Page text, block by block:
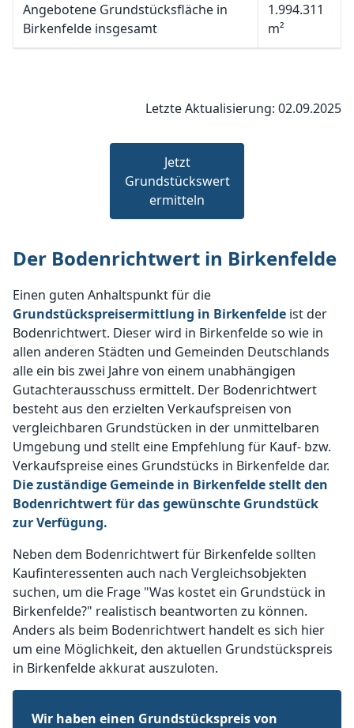
Angebotene Grundstücksfläche in
Birkenfelde insgesamt
1.994.311
m²
Letzte Aktualisierung: 02.09.2025
Jetzt
Grundstückswert
ermitteln
Der Bodenrichtwert in Birkenfelde
Einen guten Anhaltspunkt für die
Grundstückspreisermittlung in Birkenfelde ist der
Bodenrichtwert. Dieser wird in Birkenfelde so wie in
allen anderen Städten und Gemeinden Deutschlands
alle ein bis zwei Jahre von einem unabhängigen
Gutachterausschuss ermittelt. Der Bodenrichtwert
besteht aus den erzielten Verkaufspreisen von
vergleichbaren Grundstücken in der unmittelbaren
Umgebung und stellt eine Empfehlung für Kauf- bzw.
Verkaufspreise eines Grundstücks in Birkenfelde dar.
Die zuständige Gemeinde in Birkenfelde stellt den
Bodenrichtwert für das gewünschte Grundstück
zur Verfügung.
Neben dem Bodenrichtwert für Birkenfelde sollten
Kaufinteressenten auch nach Vergleichsobjekten
suchen, um die Frage "Was kostet ein Grundstück in
Birkenfelde?" realistisch beantworten zu können.
Anders als beim Bodenrichtwert handelt es sich hier
um eine Möglichkeit, den aktuellen Grundstückspreis
in Birkenfelde akkurat auszuloten.
Wir haben einen Grundstückspreis von